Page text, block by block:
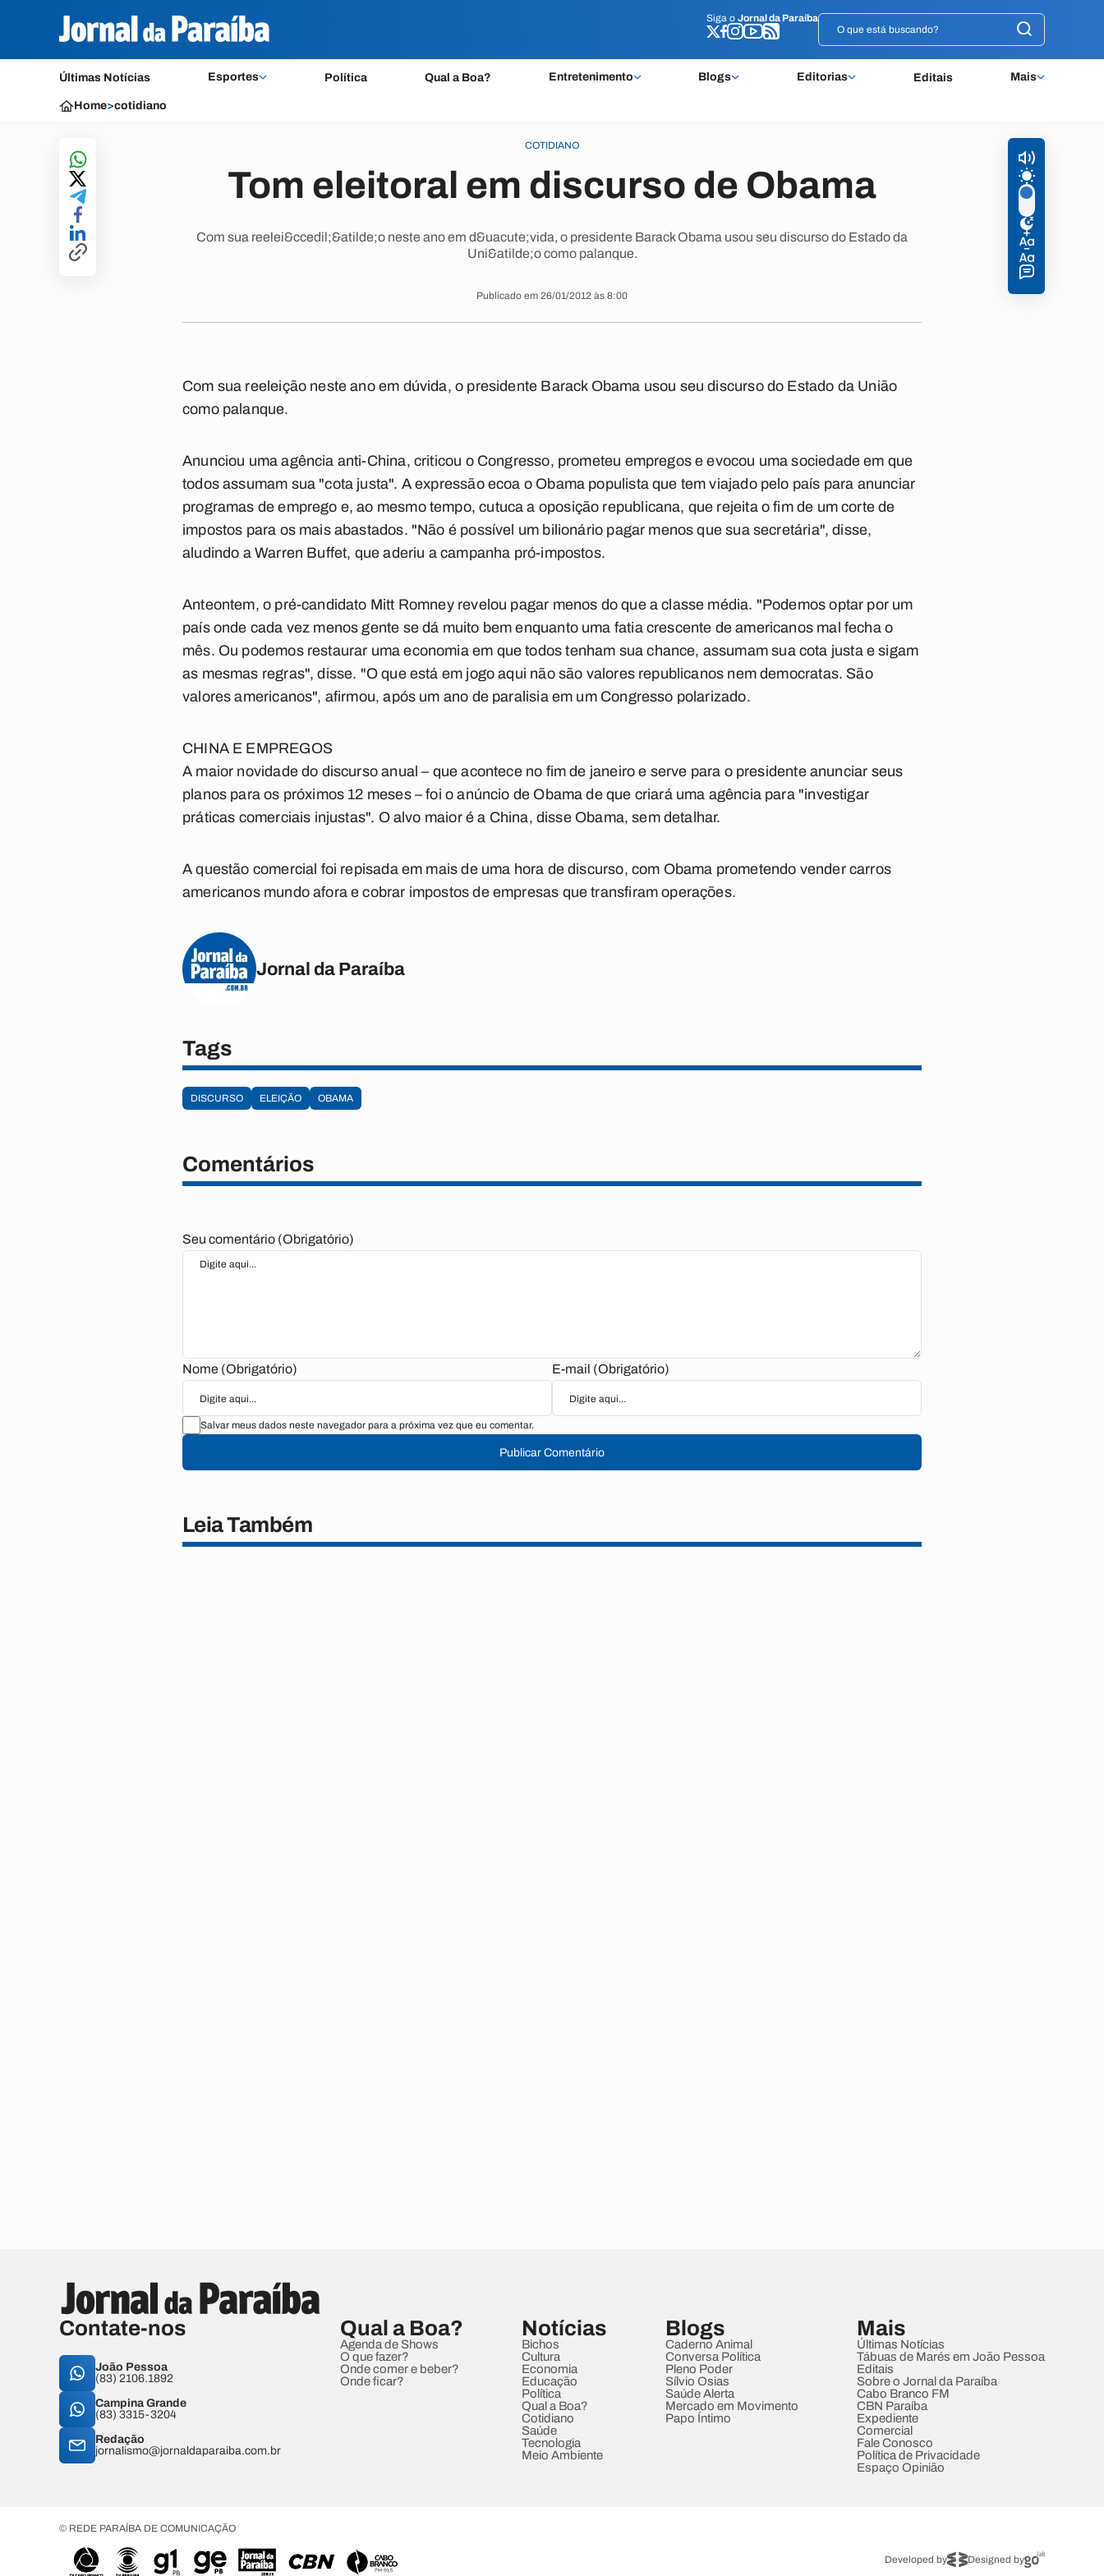
Siga o Jornal da Paraíba
Últimas Notícias Esportes Política Qual a Boa? Entretenimento Blogs Editorias Editais Mais
Siga o Jornal da Paraíba
Home>cotidiano
COTIDIANO
Tom eleitoral em discurso de Obama
Com sua reelei&ccedil;&atilde;o neste ano em d&uacute;vida, o presidente Barack Obama usou seu discurso do Estado da
Uni&atilde;o como palanque.
Publicado em 26/01/2012 às 8:00
Com sua reeleição neste ano em dúvida, o presidente Barack Obama usou seu discurso do Estado da União
como palanque.
Anunciou uma agência anti-China, criticou o Congresso, prometeu empregos e evocou uma sociedade em que
todos assumam sua "cota justa". A expressão ecoa o Obama populista que tem viajado pelo país para anunciar
programas de emprego e, ao mesmo tempo, cutuca a oposição republicana, que rejeita o fim de um corte de
impostos para os mais abastados. "Não é possível um bilionário pagar menos que sua secretária", disse,
aludindo a Warren Buffet, que aderiu a campanha pró-impostos.
Anteontem, o pré-candidato Mitt Romney revelou pagar menos do que a classe média. "Podemos optar por um
país onde cada vez menos gente se dá muito bem enquanto uma fatia crescente de americanos mal fecha o
mês. Ou podemos restaurar uma economia em que todos tenham sua chance, assumam sua cota justa e sigam
as mesmas regras", disse. "O que está em jogo aqui não são valores republicanos nem democratas. São
valores americanos", afirmou, após um ano de paralisia em um Congresso polarizado.
CHINA E EMPREGOS
A maior novidade do discurso anual – que acontece no fim de janeiro e serve para o presidente anunciar seus
planos para os próximos 12 meses – foi o anúncio de Obama de que criará uma agência para "investigar
práticas comerciais injustas". O alvo maior é a China, disse Obama, sem detalhar.
A questão comercial foi repisada em mais de uma hora de discurso, com Obama prometendo vender carros
americanos mundo afora e cobrar impostos de empresas que transfiram operações.
Jornal da Paraíba
Tags
DISCURSO ELEIÇÃO OBAMA
Comentários
Seu comentário (Obrigatório)
Nome (Obrigatório) E-mail (Obrigatório)
Salvar meus dados neste navegador para a próxima vez que eu comentar.
Publicar Comentário
Leia Também
Contate-nos
João Pessoa
(83) 2106.1892
Campina Grande
(83) 3315-3204
Redação
jornalismo@jornaldaparaiba.com.br
Qual a Boa?
Agenda de Shows
O que fazer?
Onde comer e beber?
Onde ficar?
Notícias
Bichos
Cultura
Economia
Educação
Política
Qual a Boa?
Cotidiano
Saúde
Tecnologia
Meio Ambiente
Blogs
Caderno Animal
Conversa Política
Pleno Poder
Sílvio Osias
Saúde Alerta
Mercado em Movimento
Papo Íntimo
Mais
Últimas Notícias
Tábuas de Marés em João Pessoa
Editais
Sobre o Jornal da Paraíba
Cabo Branco FM
CBN Paraíba
Expediente
Comercial
Fale Conosco
Política de Privacidade
Espaço Opinião
© REDE PARAÍBA DE COMUNICAÇÃO
Developed by Designed by